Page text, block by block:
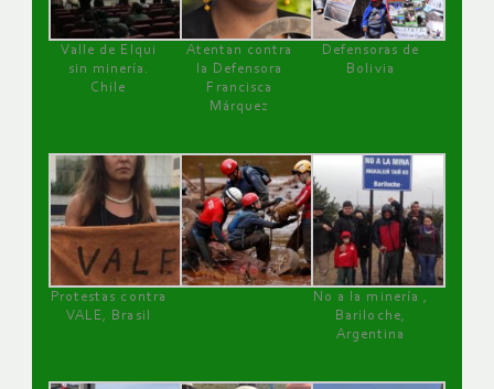
Valle de Elqui
sin minería.
Chile
Atentan contra
la Defensora
Francisca
Márquez
Defensoras de
Bolivia
Protestas contra
VALE, Brasil
No a la minería ,
Bariloche,
Argentina